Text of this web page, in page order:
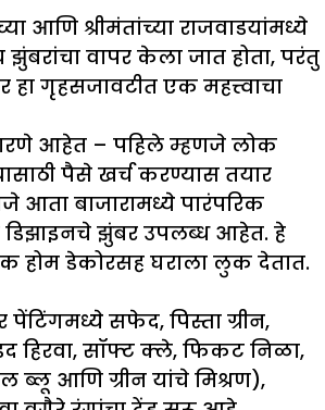
आणि श्रीमंतांच्या राजवाडयांमध्ये
वापर केला जात होता, परंतु
हा गृहसजावटीत एक महत्त्वाचा
आहेत – पहिले म्हणजे लोक
पैसे खर्च करण्यास तयार
आता बाजारामध्ये पारंपरिक
डिझाइनचे झुंबर उपलब्ध आहेत. हे
होम डेकोरसह घराला लुक देतात.
सफेद, पिस्ता ग्रीन,
हिरवा, सॉफ्ट क्ले, फिकट निळा,
ब्लू आणि ग्रीन यांचे मिश्रण),